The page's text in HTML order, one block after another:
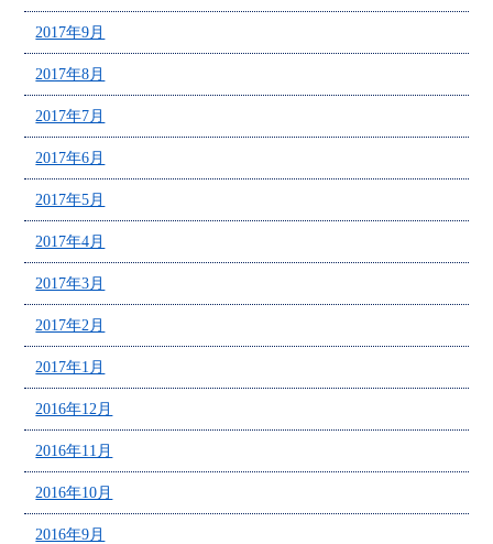
2017年9月
2017年8月
2017年7月
2017年6月
2017年5月
2017年4月
2017年3月
2017年2月
2017年1月
2016年12月
2016年11月
2016年10月
2016年9月